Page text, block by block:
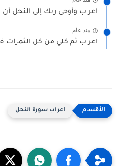
اعراب وأوحى ربك إلى النحل أن
منذ عام
اعراب ثم كلي من كل
اعراب سورة النحل